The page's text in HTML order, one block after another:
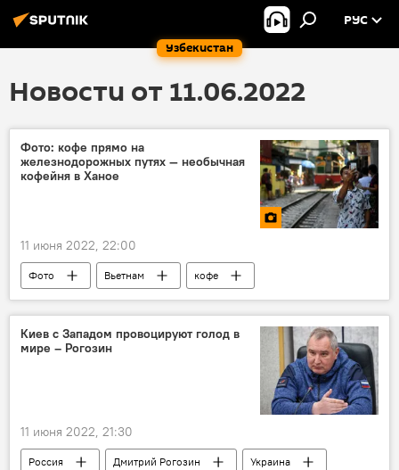
Узбекистан
РУС
Новости от 11.06.2022
Фото: кофе прямо на
железнодорожных путях — необычная
кофейня в Ханое
11 июня 2022, 22:00
Фото Вьетнам
кофе
фотолента
Киев с Западом провоцируют голод в
мире – Рогозин
11 июня 2022, 21:30
Россия Дмитрий Рогозин
Украина